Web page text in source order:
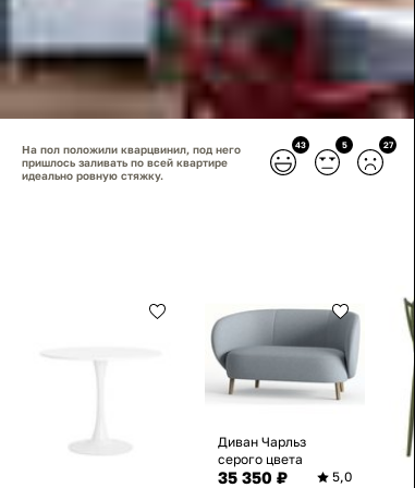
43 5 27
На пол положили кварцвинил, под него
пришлось заливать по всей квартире
идеально ровную стяжку.
Диван Чарльз
серого цвета
35 350 ₽
5,0